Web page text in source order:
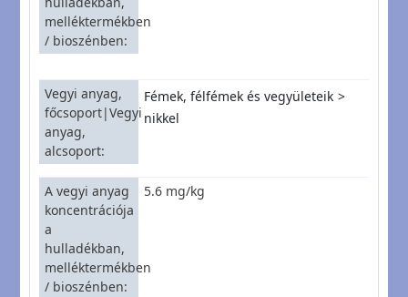
melléktermékben
/ bioszénben
Vegyi anyag,
főcsoport|Vegyi
anyag,
alcsoport
Fémek, félfémek és vegyületeik
nikkel
A vegyi anyag
koncentrációja
a
hulladékban,
melléktermékben
/ bioszénben
5.6 mg/kg